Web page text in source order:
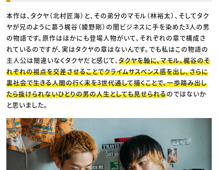
本作は、タクヤ（北村匠海）と、その弟分のマモル（林裕太）、そしてタク
ヤが兄のように慕う梶谷（綾野剛）の闇ビジネスに手を染めた3人の男
の物語です。原作はほかにも登場人物がいて、それぞれの章で構成さ
れているのですが、実はタクヤの章はないんです。でも私はこの物語の
主人公は間違いなくタクヤだと感じて、タクヤを軸に、マモル、梶谷のそ
れぞれの視点を交差させることでクライムサスペンス感を出し、さらに
裏社会で生きる人間の行く末を3世代通して描くことで、一歩踏み出し
たら抜けられないひとりの男の人生としても見せられるのではないか
と思いました。